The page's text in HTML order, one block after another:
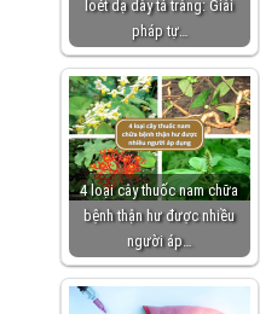
loét dạ dày tá tràng: Giải
pháp tự…
4 loại cây thuốc nam chữa
bệnh thận hư được nhiều
người áp…